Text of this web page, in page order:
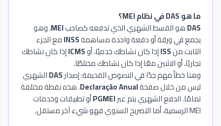
ما هو DAS في نظام MEI؟
DASهو القسط الشهري الذي تدفعه كصاحبMEI، وهو
يجمع في ورقة أو دفعة واحدة مساهمةINSSمع الجزء
الثابت منISSإذا كان نشاطك خدميًا، أوICMSإذا كان نشاطك
تجاريًا، أو الاثنين معًا إذا كان نشاطك مختلطًا.
وهنا خطأ مهم جدًا في النصوص القديمة: إصدارDASالشهري
ليس من خلال صفحةDeclaração Anual. هذه نقطة مختلفة
تمامًا. الدفع الشهري يتم عبرPGMEIأو تطبيقات وخدمات
MEI الرسمية، أما التصريح السنوي فهو شيء آخر مستقل.